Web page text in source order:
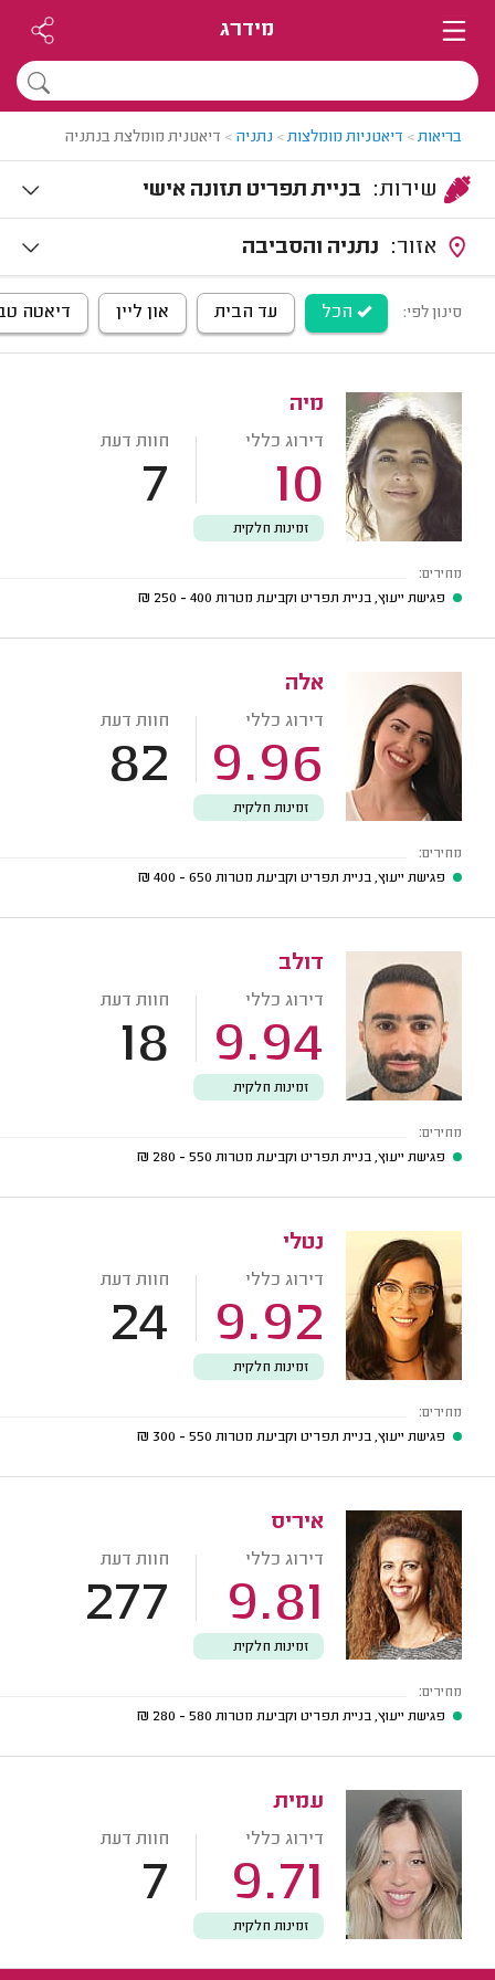
מידרג
בריאות> דיאטניות מומלצות> נתניה > דיאטנית מומלצת בנתניה
בניית תפריט תזונה אישי
נתניה והסביבה
סינון לפי: הכל עד הבית און ליין דיאטה
מיה
דירוג כללי
10
חוות דעת
7
זמינות חלקית
מחירים:
פגישת ייעוץ, בניית תפריט וקביעת מטרות 400 - 250
₪
אלה
דירוג כללי
9.96
חוות דעת
82
זמינות חלקית
מחירים:
פגישת ייעוץ, בניית תפריט וקביעת מטרות 650 - 400
₪
דולב
דירוג כללי
9.94
חוות דעת
18
זמינות חלקית
מחירים:
פגישת ייעוץ, בניית תפריט וקביעת מטרות 550 - 280
₪
נטלי
דירוג כללי
9.92
חוות דעת
24
זמינות חלקית
מחירים:
פגישת ייעוץ, בניית תפריט וקביעת מטרות 550 - 300
₪
איריס
דירוג כללי
9.81
חוות דעת
277
זמינות חלקית
מחירים:
פגישת ייעוץ, בניית תפריט וקביעת מטרות 580 - 280
₪
עמית
דירוג כללי
9.71
חוות דעת
7
זמינות חלקית